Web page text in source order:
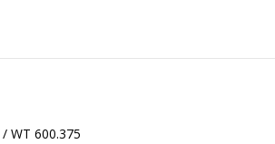
/ WT 600.375